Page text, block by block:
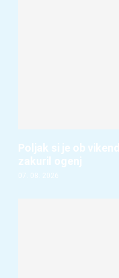
Poljak si je ob
zakuril ogenj
07. 08. 2026